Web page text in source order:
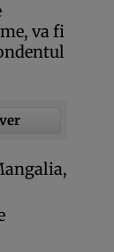
va fi